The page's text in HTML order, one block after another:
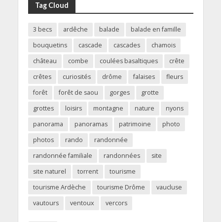
Tag Cloud
3 becs ardêche balade
balade en famille
bouquetins
cascade cascades
chamois
château
combe coulées basaltiques
crête
crêtes
curiosités drôme falaises
fleurs
forêt
forêt de saou gorges
grotte
grottes
loisirs montagne nature
nyons
panorama
panoramas patrimoine
photo
photos
rando
randonnée
randonnée familiale
randonnées
site
site naturel
torrent
tourisme
tourisme Ardèche
tourisme Drôme
vaucluse
vautours
ventoux vercors